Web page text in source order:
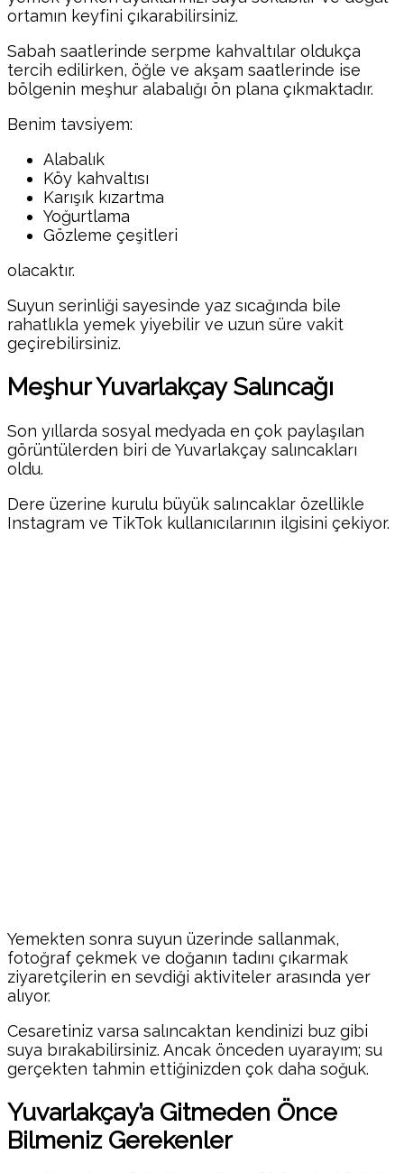
ortamın keyfini çıkarabilirsiniz.
Sabah saatlerinde serpme kahvaltılar oldukça
tercih edilirken, öğle ve akşam saatlerinde ise
bölgenin meşhur alabalığı ön plana çıkmaktadır.
Benim tavsiyem:
Alabalık
Köy kahvaltısı
Karışık kızartma
Yoğurtlama
Gözleme çeşitleri
olacaktır.
Suyun serinliği sayesinde yaz sıcağında bile
rahatlıkla yemek yiyebilir ve uzun süre vakit
geçirebilirsiniz.
Meşhur Yuvarlakçay Salıncağı
Son yıllarda sosyal medyada en çok paylaşılan
görüntülerden biri de Yuvarlakçay salıncakları
oldu.
Dere üzerine kurulu büyük salıncaklar özellikle
Instagram ve TikTok kullanıcılarının ilgisini çekiyor.
Yemekten sonra suyun üzerinde sallanmak,
fotoğraf çekmek ve doğanın tadını çıkarmak
ziyaretçilerin en sevdiği aktiviteler arasında yer
alıyor.
Cesaretiniz varsa salıncaktan kendinizi buz gibi
suya bırakabilirsiniz. Ancak önceden uyarayım; su
gerçekten tahmin ettiğinizden çok daha soğuk.
Yuvarlakçay’a Gitmeden Önce
Bilmeniz Gerekenler